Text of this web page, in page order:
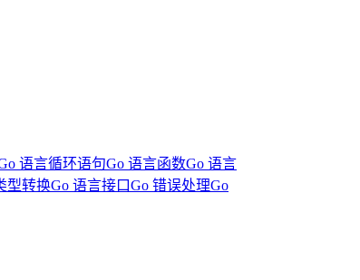
语言循环语句Go 语言函数Go 语言
型转换Go 语言接口Go 错误处理Go